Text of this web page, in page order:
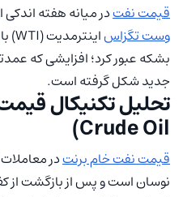
قیمت نفتدر میانه هفته
وست تگزاساینترمدیت (WTI) با رشد ملایم از ۶۲/۲۸
بشکه عبور کرد؛ افزایشی که
جدید شکل گرفته است.
Crude Oil)
قیمت نفت خام برنت